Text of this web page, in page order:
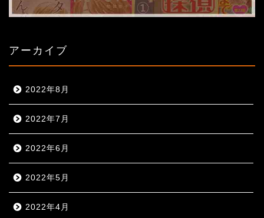
アーカイブ
2022年8月
2022年7月
2022年6月
2022年5月
2022年4月